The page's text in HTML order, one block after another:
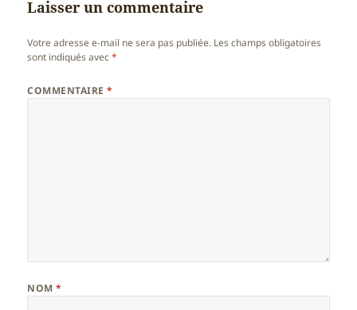
Laisser un commentaire
Votre adresse e-mail ne sera pas publiée. Les champs obligatoires
sont indiqués avec*
COMMENTAIRE*
NOM*